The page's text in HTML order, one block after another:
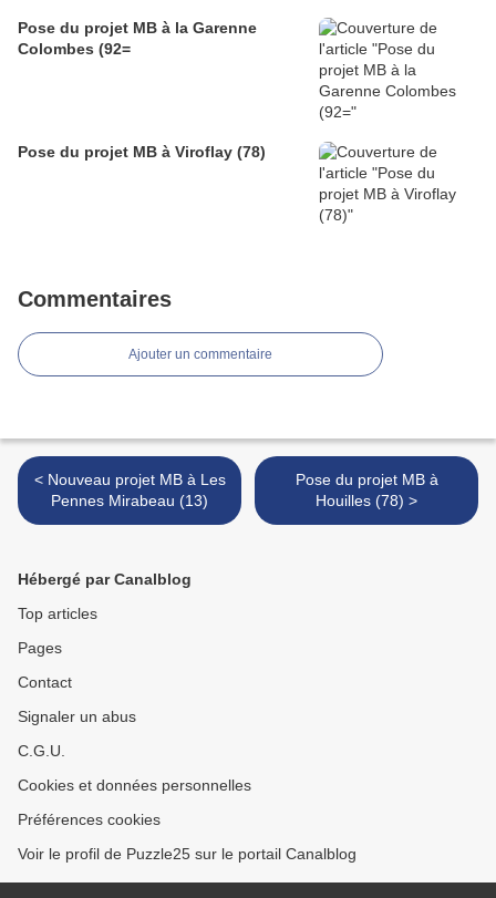
Pose du projet MB à la Garenne
Colombes (92=
Pose du projet MB à Viroflay (78)
Commentaires
Ajouter un commentaire
< Nouveau projet MB à Les
Pennes Mirabeau (13)
Pose du projet MB à
Houilles (78) >
Hébergé par Canalblog
Top articles
Pages
Contact
Signaler un abus
C.G.U.
Cookies et données personnelles
Préférences cookies
Voir le profil de Puzzle25 sur le portail Canalblog